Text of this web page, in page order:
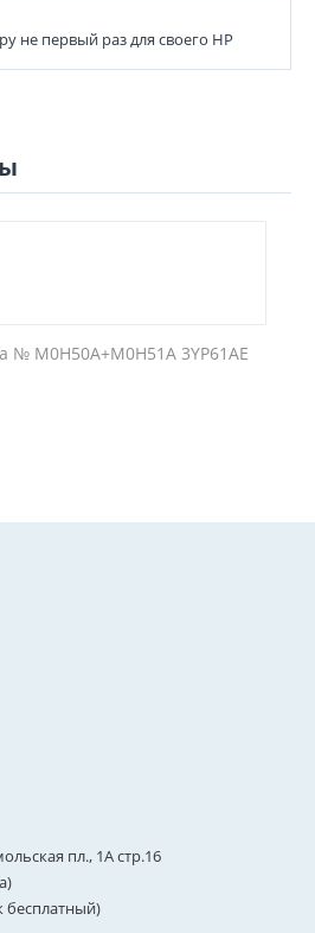
не первый раз для своего НР
№ M0H50A+M0H51A 3YP61AE
пл., 1А стр.16
бесплатный)